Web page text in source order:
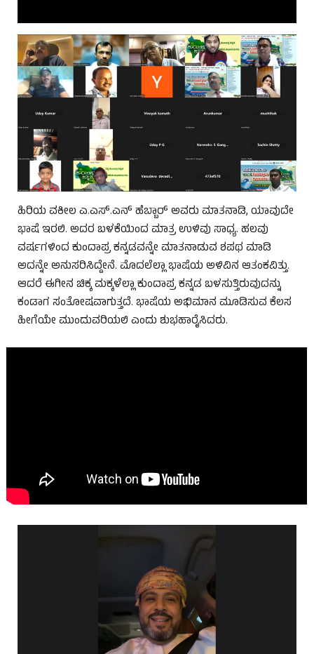
ಹಿರಿಯ ವಕೀಲ ಎ.ಎಸ್.ಎನ್ ಹೆಬ್ಬಾರ್ ಅವರು ಮಾತನಾಡಿ, ಯಾವುದೇ
ಭಾಷೆ ಇರಲಿ. ಅದರ ಬಳಕೆಯಿಂದ ಮಾತ್ರ ಉಳಿವು ಸಾಧ್ಯ. ಹಲವು
ವರ್ಷಗಳಿಂದ ಕುಂದಾಪ್ರ ಕನ್ನಡವನ್ನೇ ಮಾತನಾಡುವ ಶಪಥ ಮಾಡಿ
ಅದನ್ನೇ ಅನುಸರಿಸಿದ್ದೇನೆ. ಮೊದಲೆಲ್ಲಾ ಭಾಷೆಯ ಅಳಿವಿನ ಆತಂಕವಿತ್ತು.
ಆದರೆ ಈಗೀನ ಚಿಕ್ಕ ಮಕ್ಕಳೆಲ್ಲಾ ಕುಂದಾಪ್ರ ಕನ್ನಡ ಬಳಸುತ್ತಿರುವುದನ್ನು
ಕಂಡಾಗ ಸಂತೋಷವಾಗುತ್ತದೆ. ಭಾಷೆಯ ಅಭಿಮಾನ ಮೂಡಿಸುವ ಕೆಲಸ
ಹೀಗೆಯೇ ಮುಂದುವರಿಯಲಿ ಎಂದು ಶುಭಹಾರೈಸಿದರು.